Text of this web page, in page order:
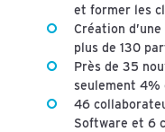
et former les
Création
plus de 130
Près de 35
seulement
46
Software et 6